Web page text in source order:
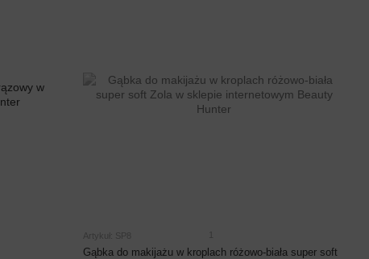
Artykuł: SP8
Gąbka do makijażu w kroplach różowo-biała super soft